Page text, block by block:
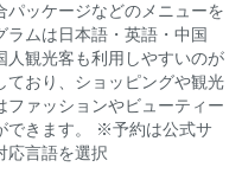
パッケージなどのメニューを
ムは日本語・英語・中国
人観光客も利用しやすいのが
ており、ショッピングや観光
ァッションやビューティー
できます。 ※予約は公式サ
応言語を選択